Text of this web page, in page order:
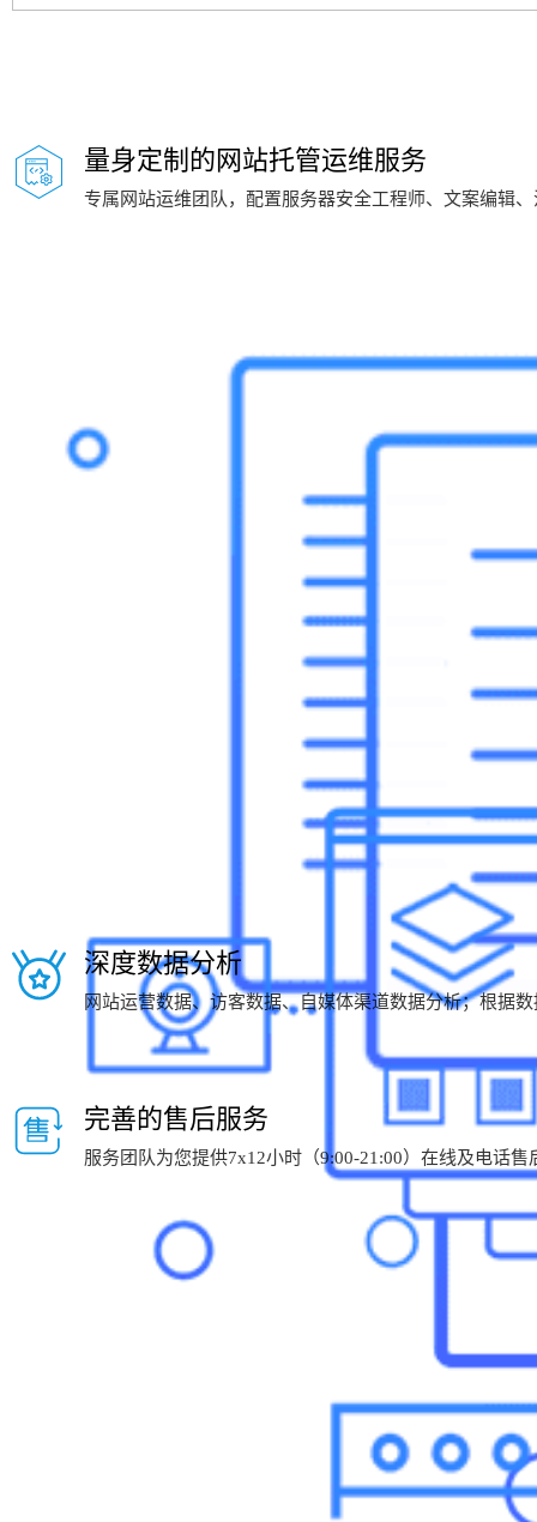
量身定制的网站托管运维服务
专属网站运维团队，配置服务器安全工程师、文案编辑
深度数据分析
网站运营数据、访客数据、自媒体渠道数据分析；根据
完善的售后服务
服务团队为您提供7x12小时（9:00-21:00）在线及电话